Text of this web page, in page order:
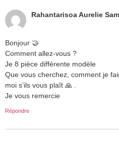
Rahantarisoa Aurelie
Bonjour 🤝
Comment allez-vous ?
Je 8 pièce différente modèle
Que vous cherchez, comment je
moi s’ils vous plaît 🙏 .
Je vous remercie
Répondre